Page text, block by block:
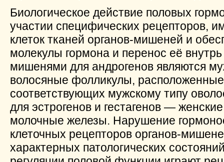
Биологическое действие половых
участии специфических рецепторов,
клеток тканей органов-мишеней и
молекулы гормона и перенос её
мишенями для андрогенов являются
волосяные фолликулы,
соответствующих мужскому типу
для эстрогенов и гестагенов —
молочные железы. Нарушение
клеточных рецепторов органов-
характерных патологических